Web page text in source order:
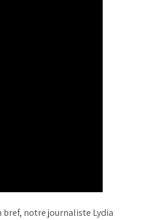
bref, notre journaliste Lydia